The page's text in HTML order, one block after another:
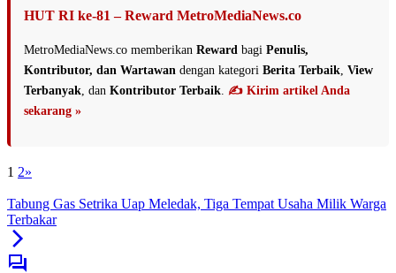
HUT RI ke-81 – Reward MetroMediaNews.co
MetroMediaNews.co memberikan Reward bagi Penulis,
Kontributor, dan Wartawan dengan kategori Berita Terbaik View
Terbanyak , dan Kontributor Terbaik ✍️ Kirim artikel Anda
sekarang »
1 2»
Tabung Gas Setrika Uap Meledak, Tiga Tempat Usaha Milik Warga
Terbakar